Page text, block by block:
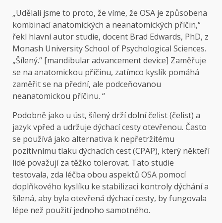
„Udělali jsme to proto, že víme, že OSA je způsobena
kombinací anatomických a neanatomických příčin,“
řekl hlavní autor studie, docent Brad Edwards, PhD, z
Monash University School of Psychological Sciences.
„Šílený.“ [mandibular advancement device] Zaměřuje
se na anatomickou příčinu, zatímco kyslík pomáhá
zaměřit se na přední, ale podceňovanou
neanatomickou příčinu. “
Podobně jako u úst, šílený drží dolní čelist (čelist) a
jazyk vpřed a udržuje dýchací cesty otevřenou. Často
se používá jako alternativa k nepřetržitému
pozitivnímu tlaku dýchacích cest (CPAP), který někteří
lidé považují za těžko tolerovat. Tato studie
testovala, zda léčba obou aspektů OSA pomocí
doplňkového kyslíku ke stabilizaci kontroly dýchání a
šílená, aby byla otevřená dýchací cesty, by fungovala
lépe než použití jednoho samotného.